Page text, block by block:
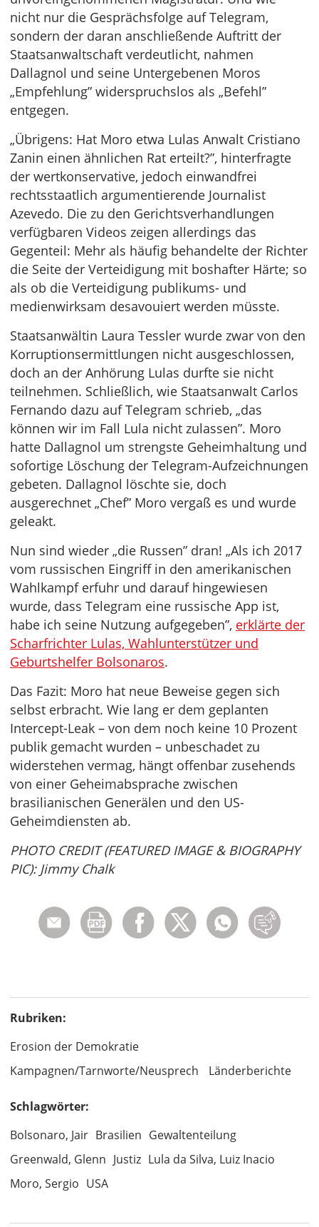
nicht nur die Gesprächsfolge auf Telegram,
sondern der daran anschließende Auftritt der
Staatsanwaltschaft verdeutlicht, nahmen
Dallagnol und seine Untergebenen Moros
„Empfehlung” widerspruchslos als „Befehl”
entgegen.
„Übrigens: Hat Moro etwa Lulas Anwalt Cristiano
Zanin einen ähnlichen Rat erteilt?”, hinterfragte
der wertkonservative, jedoch einwandfrei
rechtsstaatlich argumentierende Journalist
Azevedo. Die zu den Gerichtsverhandlungen
verfügbaren Videos zeigen allerdings das
Gegenteil: Mehr als häufig behandelte der Richter
die Seite der Verteidigung mit boshafter Härte; so
als ob die Verteidigung publikums- und
medienwirksam desavouiert werden müsste.
Staatsanwältin Laura Tessler wurde zwar von den
Korruptionsermittlungen nicht ausgeschlossen,
doch an der Anhörung Lulas durfte sie nicht
teilnehmen. Schließlich, wie Staatsanwalt Carlos
Fernando dazu auf Telegram schrieb, „das
können wir im Fall Lula nicht zulassen”. Moro
hatte Dallagnol um strengste Geheimhaltung und
sofortige Löschung der Telegram-Aufzeichnungen
gebeten. Dallagnol löschte sie, doch
ausgerechnet „Chef” Moro vergaß es und wurde
geleakt.
Nun sind wieder „die Russen” dran! „Als ich 2017
vom russischen Eingriff in den amerikanischen
Wahlkampf erfuhr und darauf hingewiesen
wurde, dass Telegram eine russische App ist,
habe ich seine Nutzung aufgegeben”, erklärte der
Scharfrichter Lulas, Wahlunterstützer und
Geburtshelfer Bolsonaros.
Das Fazit: Moro hat neue Beweise gegen sich
selbst erbracht. Wie lang er dem geplanten
Intercept-Leak – von dem noch keine 10 Prozent
publik gemacht wurden – unbeschadet zu
widerstehen vermag, hängt offenbar zusehends
von einer Geheimabsprache zwischen
brasilianischen Generälen und den US-
Geheimdiensten ab.
PHOTO CREDIT (FEATURED IMAGE & BIOGRAPHY
PIC): Jimmy Chalk
Rubriken:
Erosion der Demokratie
Kampagnen/Tarnworte/Neusprech
Länderberichte
Schlagwörter:
Bolsonaro, Jair Brasilien Gewaltenteilung
Greenwald, Glenn Justiz Lula da Silva, Luiz Inacio
Moro, Sergio USA